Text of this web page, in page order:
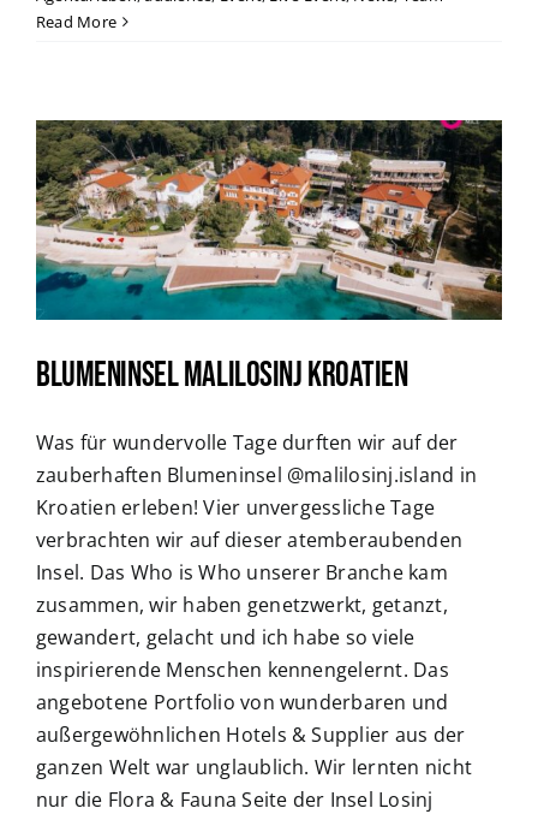
Read More
Blumeninsel Malilosinj Kroatien
Was für wundervolle Tage durften wir auf der
zauberhaften Blumeninsel @malilosinj.island in
Kroatien erleben! Vier unvergessliche Tage
verbrachten wir auf dieser atemberaubenden
Insel. Das Who is Who unserer Branche kam
zusammen, wir haben genetzwerkt, getanzt,
gewandert, gelacht und ich habe so viele
inspirierende Menschen kennengelernt. Das
angebotene Portfolio von wunderbaren und
außergewöhnlichen Hotels & Supplier aus der
ganzen Welt war unglaublich. Wir lernten nicht
nur die Flora & Fauna Seite der Insel Losinj